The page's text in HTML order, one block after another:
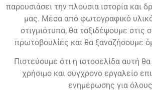
παρουσιάσει την πλούσια ιστορία και
μας. Μέσα από φωτογραφικό υλικό
στιγμιότυπα, θα ταξιδέψουμε στις
πρωτοβουλίες και θα ξαναζήσουμε
Πιστεύουμε ότι η ιστοσελίδα αυτή
χρήσιμο και σύγχρονο εργαλείο
ενημέρωσης για